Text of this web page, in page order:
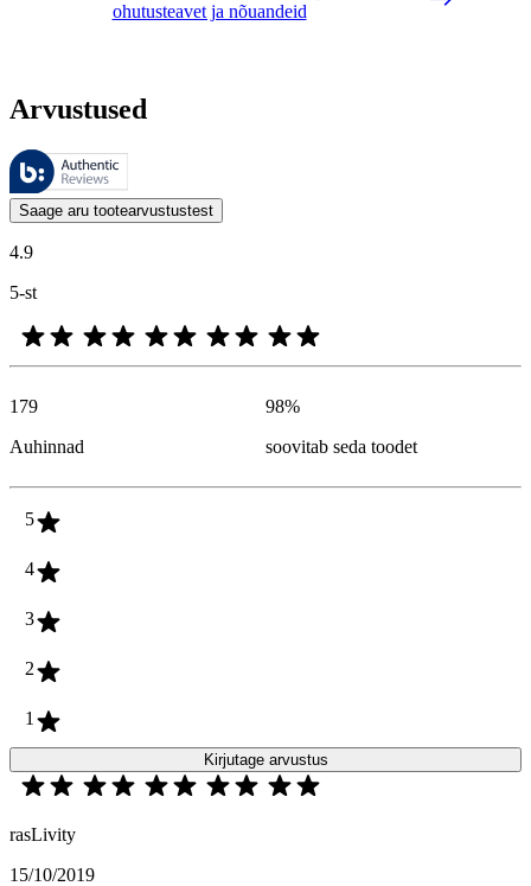
ohutusteavet ja nõuandeid
Arvustused
Neid arvustusi haldab Bazaarvoice ja need vastavad Bazaarvoice’i
Kliendi arvamused toodete ja tärnihinnangute kujul on kasulikud
Saage aru tootearvustustest
4.9
5-st
179
Auhinnad
98%
soovitab seda toodet
5
4
3
2
1
Kirjutage arvustus
rasLivity
15/10/2019